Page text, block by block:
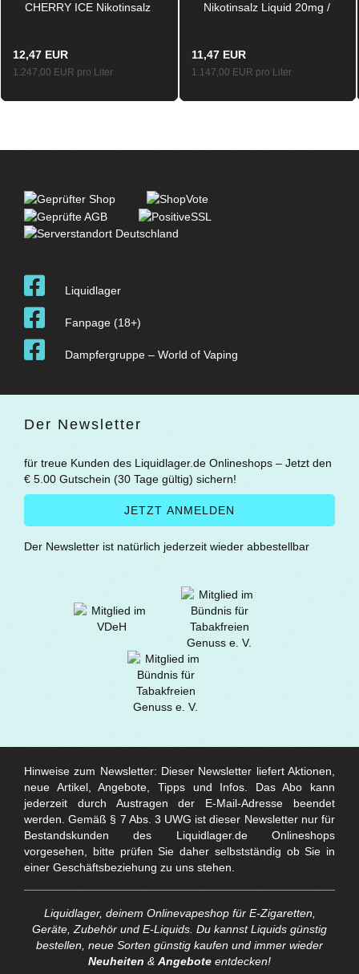
CHERRY ICE Nikotinsalz
12,47 EUR
1.247,00 EUR pro Liter
Nikotinsalz Liquid 20mg /
11,47 EUR
1.147,00 EUR pro Liter
Liquidlager
Fanpage (18+)
Dampfergruppe – World of Vaping
Der Newsletter
für treue Kunden des Liquidlager.de Onlineshops – Jetzt den
€ 5.00 Gutschein (30 Tage gültig) sichern!
Der Newsletter ist natürlich jederzeit wieder abbestellbar
Hinweise zum Newsletter: Dieser Newsletter liefert Aktionen,
neue Artikel, Angebote, Tipps und Infos. Das Abo kann
jederzeit durch Austragen der E-Mail-Adresse beendet
werden. Gemäß § 7 Abs. 3 UWG ist dieser Newsletter nur für
Bestandskunden des Liquidlager.de Onlineshops
vorgesehen, bitte prüfen Sie daher selbstständig ob Sie in
einer Geschäftsbeziehung zu uns stehen.
Liquidlager, deinem Onlinevapeshop für E-Zigaretten,
Geräte, Zubehör und E-Liquids. Du kannst Liquids günstig
bestellen, neue Sorten günstig kaufen und immer wieder
Neuheiten & Angebote entdecken!